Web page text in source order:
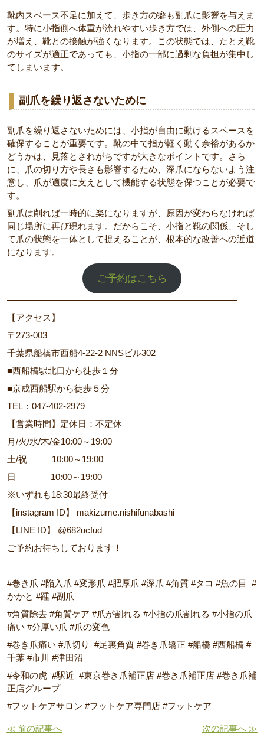
靴内スペース不足に加えて、歩き方の癖も副爪に影響を与えま
す。特に小指側へ体重が流れやすい歩き方では、外側への圧力
が増え、靴との接触が強くなります。この状態では、たとえ靴
のサイズが適正であっても、小指の一部に過剰な負担が集中し
てしまいます。
副爪を繰り返さないために
副爪を繰り返さないためには、小指が自由に動けるスペースを
確保することが重要です。靴の中で指が軽く動く余裕があるか
どうかは、見落とされがちですが大きなポイントです。さら
に、爪の切り方や長さも影響するため、深爪にならないよう注
意し、爪が適度に支えとして機能する状態を保つことが必要で
す。
副爪は削れば一時的に楽になりますが、原因が変わらなければ
同じ場所に再び現れます。だからこそ、小指と靴の関係、そし
て爪の状態を一体として捉えることが、根本的な改善への近道
になります。
ご予約はこちら
――――――――――――――――――――――――――
【アクセス】
〒273-003
千葉県船橋市西船4-22-2 NNSビル302
■西船橋駅北口から徒歩１分
■京成西船駅から徒歩５分
TEL：047-402-2979
【営業時間】定休日：不定休
月/火/水/木/金10:00～19:00
土/祝 10:00～19:00
日 10:00～19:00
※いずれも18:30最終受付
【instagram ID】 makizume.nishifunabashi
【LINE ID】 @682ucfud
ご予約お待ちしております！
――――――――――――――――――――――――――
#巻き爪 #陥入爪 #変形爪 #肥厚爪 #深爪 #角質 #タコ #魚の目 #
かかと #踵 #副爪
#角質除去 #角質ケア #爪が割れる #小指の爪割れる #小指の爪
痛い #分厚い爪 #爪の変色
#巻き爪痛い #爪切り #足裏角質 #巻き爪矯正 #船橋 #西船橋 #
千葉 #市川 #津田沼
#令和の虎 #駅近 #東京巻き爪補正店 #巻き爪補正店 #巻き爪補
正店グループ
#フットケアサロン #フットケア専門店 #フットケア
≪ 前の記事へ 次の記事へ ≫